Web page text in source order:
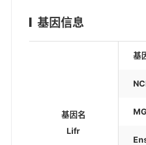
基因信息
基因名
Lifr
基